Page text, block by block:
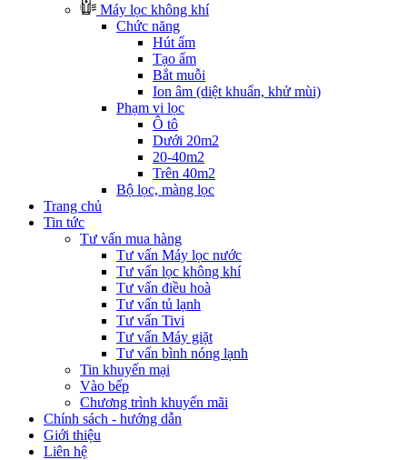
Máy lọc không khí
Chức năng
Hút ẩm
Tạo ẩm
Bắt muỗi
Ion âm (diệt khuẩn, khử mùi)
Phạm vi lọc
Ô tô
Dưới 20m2
20-40m2
Trên 40m2
Bộ lọc, màng lọc
Trang chủ
Tin tức
Tư vấn mua hàng
Tư vấn Máy lọc nước
Tư vấn lọc không khí
Tư vấn điều hoà
Tư vấn tủ lạnh
Tư vấn Tivi
Tư vấn Máy giặt
Tư vấn bình nóng lạnh
Tin khuyến mại
Vào bếp
Chương trình khuyến mãi
Chính sách - hướng dẫn
Giới thiệu
Liên hệ